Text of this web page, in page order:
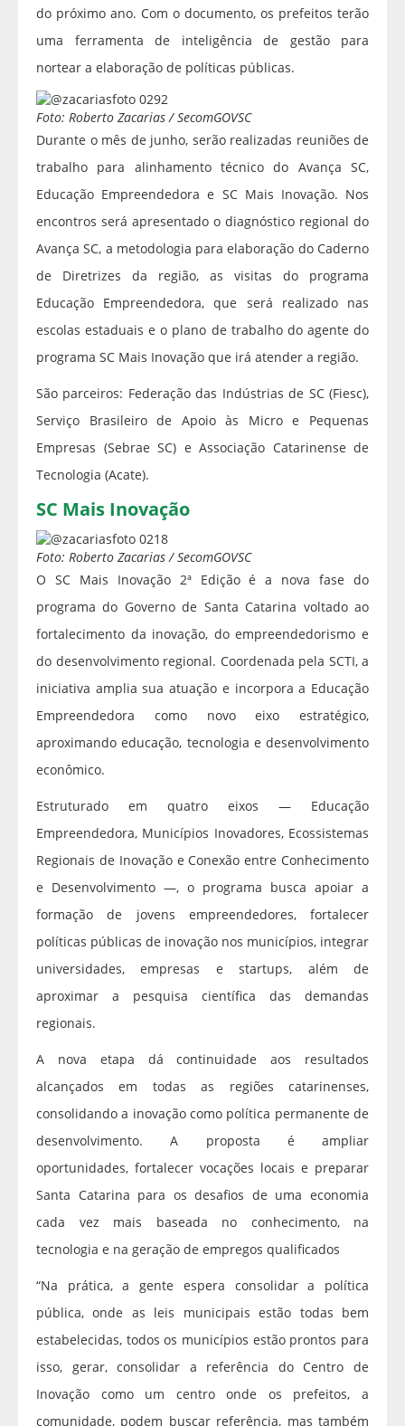
do próximo ano. Com o documento, os prefeitos terão
uma ferramenta de inteligência de gestão para
nortear a elaboração de políticas públicas.
Foto: Roberto Zacarias / SecomGOVSC
Durante o mês de junho, serão realizadas reuniões de
trabalho para alinhamento técnico do Avança SC,
Educação Empreendedora e SC Mais Inovação. Nos
encontros será apresentado o diagnóstico regional do
Avança SC, a metodologia para elaboração do Caderno
de Diretrizes da região, as visitas do programa
Educação Empreendedora, que será realizado nas
escolas estaduais e o plano de trabalho do agente do
programa SC Mais Inovação que irá atender a região.
São parceiros: Federação das Indústrias de SC (Fiesc),
Serviço Brasileiro de Apoio às Micro e Pequenas
Empresas (Sebrae SC) e Associação Catarinense de
Tecnologia (Acate).
SC Mais Inovação
Foto: Roberto Zacarias / SecomGOVSC
O SC Mais Inovação 2ª Edição é a nova fase do
programa do Governo de Santa Catarina voltado ao
fortalecimento da inovação, do empreendedorismo e
do desenvolvimento regional. Coordenada pela SCTI, a
iniciativa amplia sua atuação e incorpora a Educação
Empreendedora como novo eixo estratégico,
aproximando educação, tecnologia e desenvolvimento
econômico.
Estruturado em quatro eixos — Educação
Empreendedora, Municípios Inovadores, Ecossistemas
Regionais de Inovação e Conexão entre Conhecimento
e Desenvolvimento —, o programa busca apoiar a
formação de jovens empreendedores, fortalecer
políticas públicas de inovação nos municípios, integrar
universidades, empresas e startups, além de
aproximar a pesquisa científica das demandas
regionais.
A nova etapa dá continuidade aos resultados
alcançados em todas as regiões catarinenses,
consolidando a inovação como política permanente de
desenvolvimento. A proposta é ampliar
oportunidades, fortalecer vocações locais e preparar
Santa Catarina para os desafios de uma economia
cada vez mais baseada no conhecimento, na
tecnologia e na geração de empregos qualificados
“Na prática, a gente espera consolidar a política
pública, onde as leis municipais estão todas bem
estabelecidas, todos os municípios estão prontos para
isso, gerar, consolidar a referência do Centro de
Inovação como um centro onde os prefeitos, a
comunidade, podem buscar referência, mas também